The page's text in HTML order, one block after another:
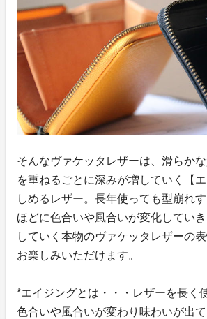
そんなヴァケッタレザーは、滑らか
を重ねるごとに深みが増していく【
しめるレザー。長年使っても型崩れ
ほどに色合いや風合いが変化してい
していく本物のヴァケッタレザーの表
お楽しみいただけます。
*エイジングとは・・・レザーを長く
色合いや風合いが変わり味わいが出て